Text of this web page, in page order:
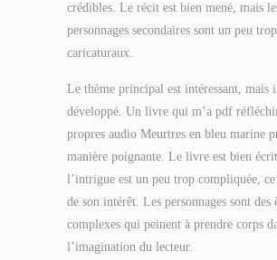
crédibles. Le récit est bien mené, mais
personnages secondaires sont un peu trop
caricaturaux.
Le thème principal est intéressant, mais
développé. Un livre qui m’a pdf
propres audio Meurtres en bleu marine
manière poignante. Le livre est bien
l’intrigue est un peu trop compliquée,
de son intérêt. Les personnages sont des
complexes qui peinent à prendre corps
l’imagination du lecteur.